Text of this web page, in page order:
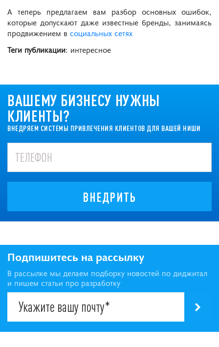
А теперь предлагаем вам разбор основных ошибок,
которые допускают даже известные бренды, занимаясь
продвижением в социальных сетях
Теги публикации: интересное
ВАШЕМУ БИЗНЕСУ НУЖНЫ
КЛИЕНТЫ?
ВНЕДРЯЕМ СИСТЕМЫ ПРИВЛЕЧЕНИЯ КЛИЕНТОВ ДЛЯ ВАШЕЙ НИШИ
ВНЕДРИТЬ
Подпишитесь на рассылку
В рассылке мы делаем подборку новостей по диджитал
и пишем статьи про разработку